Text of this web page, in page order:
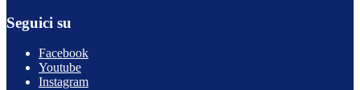
Seguici su
Facebook
Youtube
Instagram